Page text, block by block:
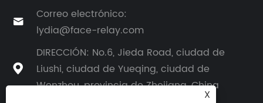

Correo electrónico:
lydia@face-relay.com

DIRECCIÓN: No.6, Jieda Road, ciudad de
Liushi, ciudad de Yueqing, ciudad de
Wenzhou, provincia de Zhejiang, China
X